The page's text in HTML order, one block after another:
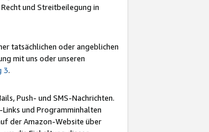
und Streitbeilegung in
tatsächlichen oder angeblichen
mit uns oder unseren
3.
Push- und SMS-Nachrichten.
und Programminhalten
der Amazon-Website über